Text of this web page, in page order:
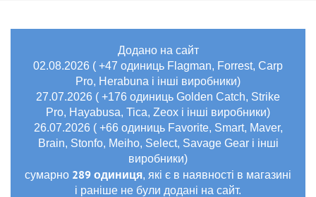
Додано на сайт
02.08.2026 ( +47 одиниць Flagman, Forrest, Carp
Pro, Herabuna і інші виробники)
27.07.2026 ( +176 одиниць Golden Catch, Strike
Pro, Hayabusa, Tica, Zeox і інші виробники)
26.07.2026 ( +66 одиниць Favorite, Smart, Maver,
Brain, Stonfo, Meiho, Select, Savage Gear і інші
виробники)
сумарно 289 одиниця, які є в наявності в магазині
і раніше не були додані на сайт.